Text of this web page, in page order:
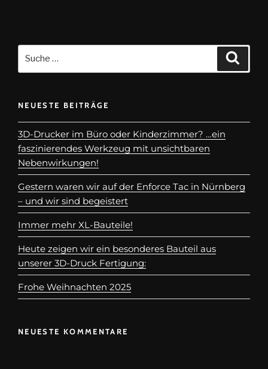
NEUESTE BEITRÄGE
3D-Drucker im Büro oder Kinderzimmer? …ein
faszinierendes Werkzeug mit unsichtbaren
Nebenwirkungen!
Gestern waren wir auf der Enforce Tac in Nürnberg
– und wir sind begeistert
Immer mehr XL-Bauteile!
Heute zeigen wir ein besonderes Bauteil aus
unserer 3D-Druck Fertigung:
Frohe Weihnachten 2025
NEUESTE KOMMENTARE